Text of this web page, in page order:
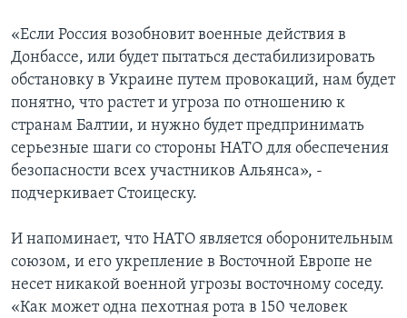
«Если Россия возобновит военные действия в
Донбассе, или будет пытаться дестабилизировать
обстановку в Украине путем провокаций, нам будет
понятно, что растет и угроза по отношению к
странам Балтии, и нужно будет предпринимать
серьезные шаги со стороны НАТО для обеспечения
безопасности всех участников Альянса», -
подчеркивает Стоицеску.
И напоминает, что НАТО является оборонительным
союзом, и его укрепление в Восточной Европе не
несет никакой военной угрозы восточному соседу.
«Как может одна пехотная рота в 150 человек